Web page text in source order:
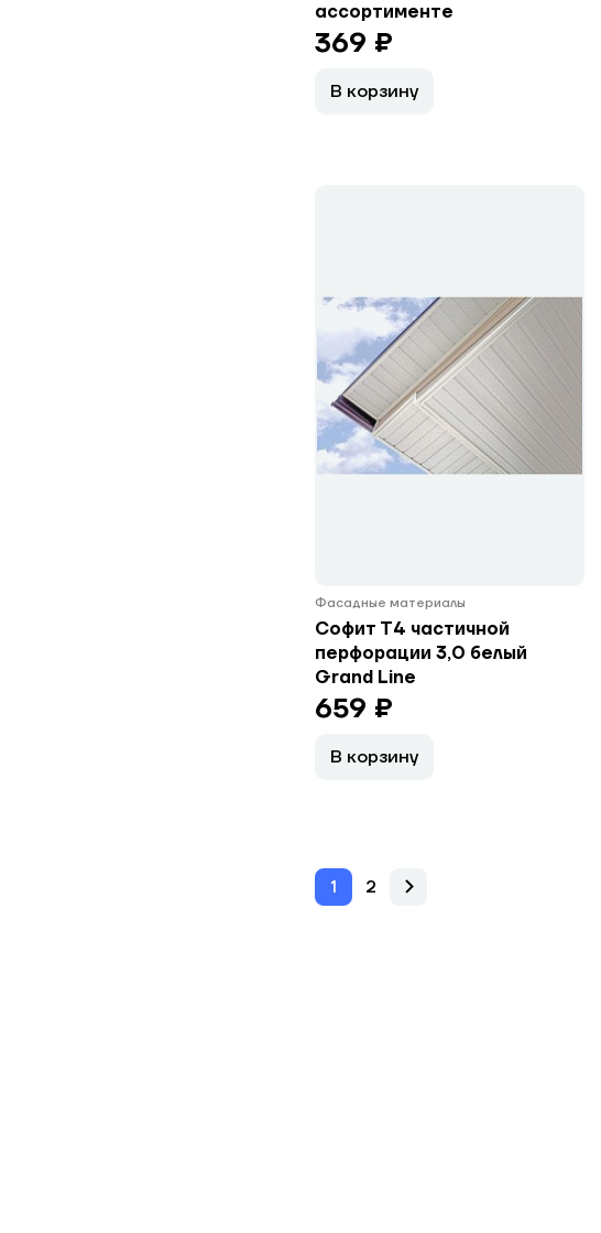
ассортименте
369 ₽
В корзину
Фасадные материалы
Софит Т4 частичной
перфорации 3,0 белый
Grand Line
659 ₽
В корзину
1 2